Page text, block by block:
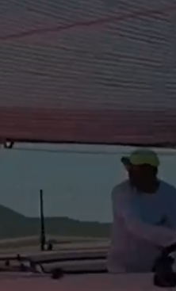
und Zielsetzungen
Reaktionsauslöser
Lacktrockner